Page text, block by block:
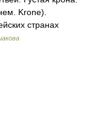
Krone).
странах